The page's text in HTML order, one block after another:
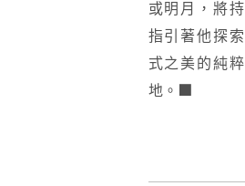
或明月，將
指引著他探
式之美的純
地。 ■